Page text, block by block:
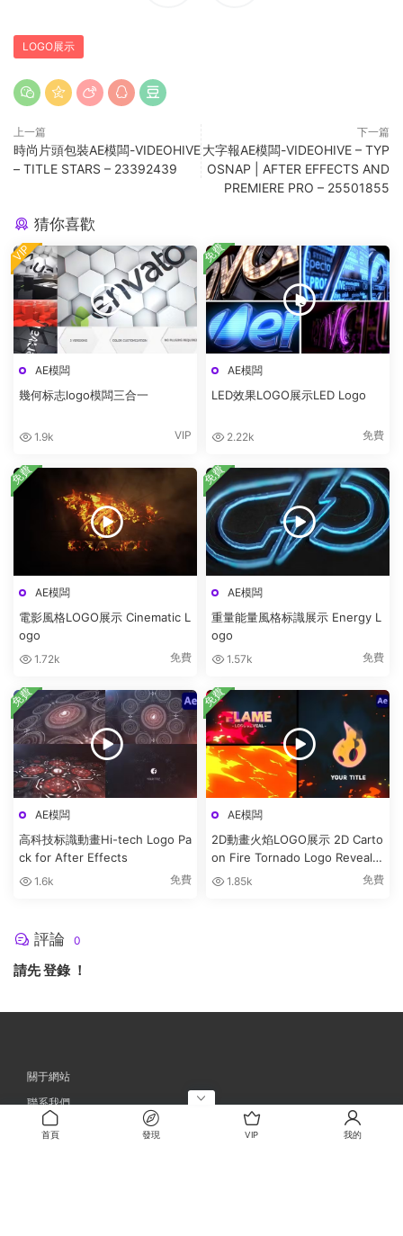
LOGO展示
上一篇
時尚片頭包裝AE模闆-VIDEOHIVE
– TITLE STARS – 23392439
下一篇
大字報AE模闆-VIDEOHIVE – TYP
OSNAP | AFTER EFFECTS AND
PREMIERE PRO – 25501855
猜你喜歡
AE模闆
幾何标志logo模闆三合一
1.9k VIP
VIP
AE模闆
LED效果LOGO展示LED Logo
2.22k 免費
免費
AE模闆
電影風格LOGO展示 Cinematic L
ogo
1.72k 免費
免費
AE模闆
重量能量風格标識展示 Energy L
ogo
1.57k 免費
免費
AE模闆
高科技标識動畫Hi-tech Logo Pa
ck for After Effects
1.6k 免費
免費
AE模闆
2D動畫火焰LOGO展示 2D Carto
on Fire Tornado Logo Reveals
[After Effects]
1.85k 免費
免費
評論 0
請先登錄！
關于網站
聯系我們
忘記密碼
首頁 發現 VIP 我的